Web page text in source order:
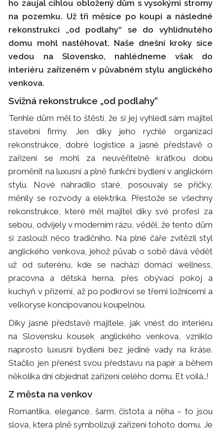
ho zaujal cihlou obložený dům s vysokými stromy
na pozemku. Už tři měsíce po koupi a následné
rekonstrukci „od podlahy“ se do vyhlídnutého
domu mohl nastěhovat. Naše dnešní kroky sice
vedou na Slovensko, nahlédneme však do
interiéru zařízeném v půvabném stylu anglického
venkova.
Svižná rekonstrukce „od podlahy“
Tenhle dům měl to štěstí, že si jej vyhlédl sám majitel
stavební firmy. Jen díky jeho rychlé organizaci
rekonstrukce, dobré logistice a jasné představě o
zařízení se mohl za neuvěřitelně krátkou dobu
proměnit na luxusní a plně funkční bydlení v anglickém
stylu. Nové nahradilo staré, posouvaly se příčky,
měnily se rozvody a elektrika. Přestože se všechny
rekonstrukce, které měl majitel díky své profesi za
sebou, odvíjely v moderním rázu, věděl, že tento dům
si zaslouží něco tradičního. Na plné čáře zvítězil styl
anglického venkova, jehož půvab o sobě dává vědět
už od suterénu, kde se nachází domácí wellness,
pracovna a dětská herna, přes obývací pokoj a
kuchyň v přízemí, až po podkroví se třemi ložnicemi a
velkoryse koncipovanou koupelnou.
Díky jasné představě majitele, jak vnést do interiéru
na Slovensku kousek anglického venkova, vzniklo
naprosto luxusní bydlení bez jediné vady na kráse.
Stačilo jen přenést svou představu na papír a během
několika dní objednat zařízení celého domu. Et voilà..!
Z města na venkov
Romantika, elegance, šarm, čistota a něha – to jsou
slova, která plně symbolizují zařízení tohoto domu. Je